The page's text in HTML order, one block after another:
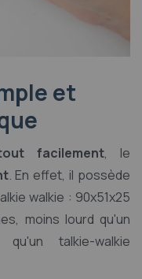
et
facilement, le
. En effet, il possède
walkie : 90x51x25
moins lourd qu'un
talkie-walkie